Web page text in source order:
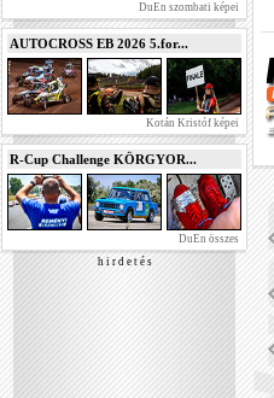
DuEn szombati képei
AUTOCROSS EB 2026 5.for...
Kotán Kristóf képei
R-Cup Challenge KÖRGYOR...
DuEn összes
h i r d e t é s